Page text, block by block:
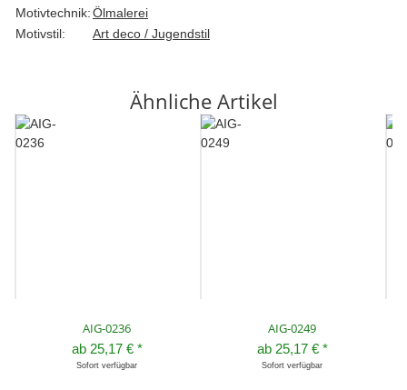
Motivtechnik:Ölmalerei
Motivstil:
Art deco / Jugendstil
Ähnliche Artikel
AIG-0236
ab 25,17 € *
Sofort verfügbar
AIG-0249
ab 25,17 € *
Sofort verfügbar